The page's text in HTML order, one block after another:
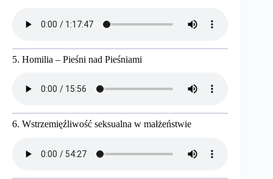
5. Homilia – Pieśni nad Pieśniami
6. Wstrzemięźliwość seksualna w małżeństwie